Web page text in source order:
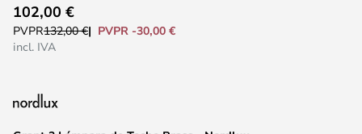
comienzo
galería
102,00 €
PVPR132,00 €
PVPR -30,00 €
incl. IVA